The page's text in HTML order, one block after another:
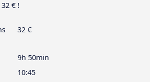
€ !
32 €
9h 50min
10:45